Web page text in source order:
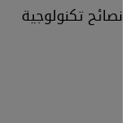
نصائح تكنولوجية